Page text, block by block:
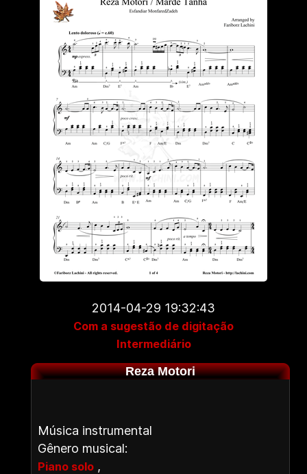
2014-04-29 19:32:43
Com a sugestão de digitação
Intermediário
Reza Motori
Música instrumental
Gênero musical:
Piano solo ,